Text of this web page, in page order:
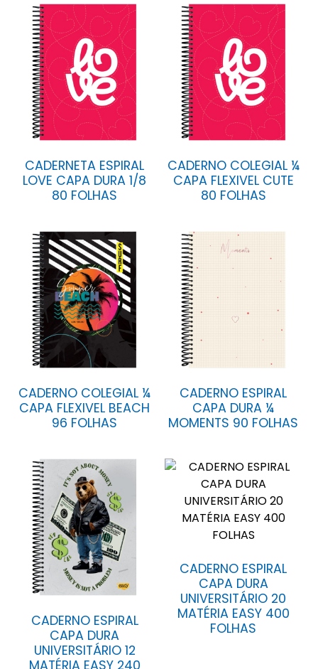
CADERNETA ESPIRAL
LOVE CAPA DURA 1/8
80 FOLHAS
CADERNO COLEGIAL ¼
CAPA FLEXIVEL CUTE
80 FOLHAS
CADERNO COLEGIAL ¼
CAPA FLEXIVEL BEACH
96 FOLHAS
CADERNO ESPIRAL
CAPA DURA ¼
MOMENTS 90 FOLHAS
CADERNO ESPIRAL
CAPA DURA
UNIVERSITÁRIO 12
CADERNO ESPIRAL
CAPA DURA
UNIVERSITÁRIO 20
MATÉRIA EASY 400
FOLHAS